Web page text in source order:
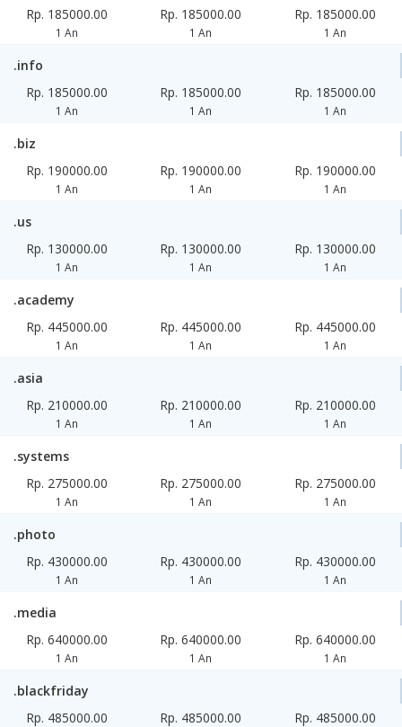
Rp. 185000.00
1 An
Rp. 185000.00
1 An
Rp. 185000.00
1 An
.info
Rp. 185000.00
1 An
Rp. 185000.00
1 An
Rp. 185000.00
1 An
.biz
Rp. 190000.00
1 An
Rp. 190000.00
1 An
Rp. 190000.00
1 An
.us
Rp. 130000.00
1 An
Rp. 130000.00
1 An
Rp. 130000.00
1 An
.academy
Rp. 445000.00
1 An
Rp. 445000.00
1 An
Rp. 445000.00
1 An
.asia
Rp. 210000.00
1 An
Rp. 210000.00
1 An
Rp. 210000.00
1 An
.systems
Rp. 275000.00
1 An
Rp. 275000.00
1 An
Rp. 275000.00
1 An
.photo
Rp. 430000.00
1 An
Rp. 430000.00
1 An
Rp. 430000.00
1 An
.media
Rp. 640000.00
1 An
Rp. 640000.00
1 An
Rp. 640000.00
1 An
.blackfriday
Rp. 485000.00
Rp. 485000.00 Rp. 485000.00